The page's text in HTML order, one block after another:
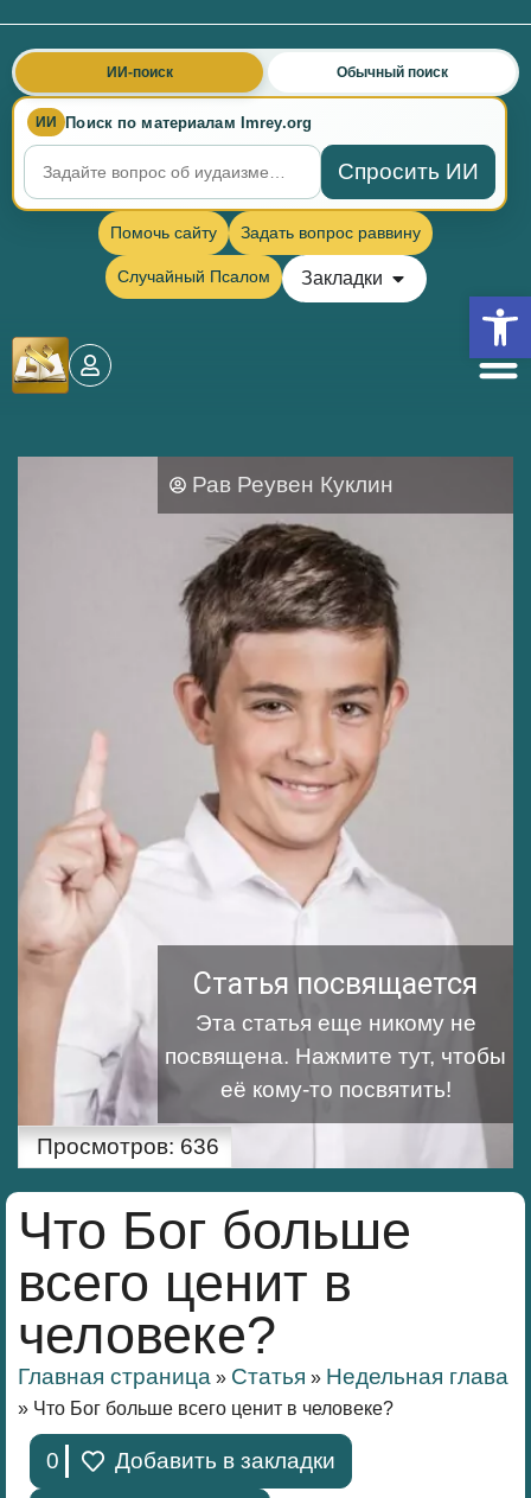
ИИ Поиск по материалам Imrey.org
Спросить ИИ
ИИ-поиск Обычный поиск
Помочь сайту Задать вопрос раввину
Случайный Псалом Закладки
Рав Реувен Куклин
Статья посвящается
Эта статья еще никому не
посвящена. Нажмите тут, чтобы
её кому-то посвятить!
Просмотров: 636
Что Бог больше
всего ценит в
человеке?
Главная страница » Статья » Недельная глава
» Что Бог больше всего ценит в человеке?
0 Добавить в закладки